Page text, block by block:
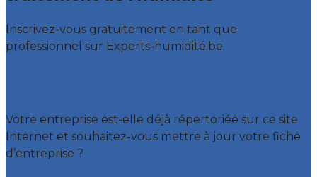
Inscrivez-vous gratuitement en tant que
professionnel sur Experts-humidité.be.
Votre entreprise est-elle déjà répertoriée sur ce site
Internet et souhaitez-vous mettre à jour votre fiche
d’entreprise ?